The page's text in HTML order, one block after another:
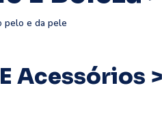
pelo e da pele
Acessórios